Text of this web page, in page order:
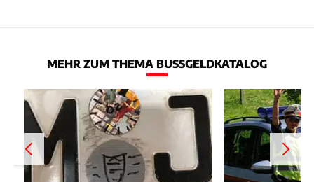
MEHR ZUM THEMA BUSSGELDKATALOG